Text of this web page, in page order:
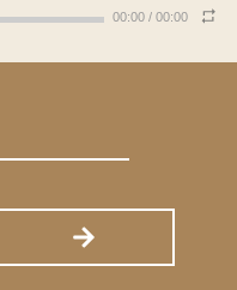
00:00 / 00:00